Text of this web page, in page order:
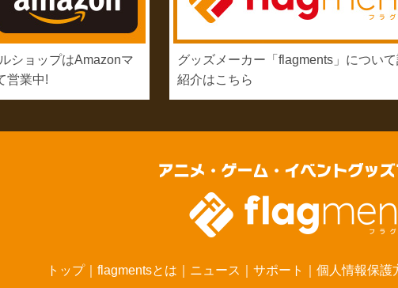
ショップはAmazonマ
営業中!
グッズメーカー「flagments」につい
紹介はこちら
トップ｜ flagmentsとは ニュース サポート 個人情報保護